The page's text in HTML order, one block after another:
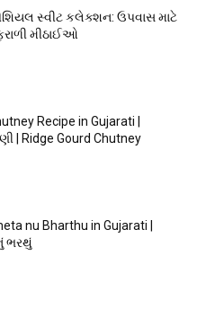
સ્વીટ કલેક્શન: ઉપવાસ માટે
મીઠાઈઓ
Recipe in Gujarati |
| Ridge Gourd Chutney
nu Bharthu in Gujarati |
ભરથું